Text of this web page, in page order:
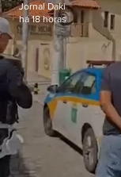
Jornal Daki
há 18 horas